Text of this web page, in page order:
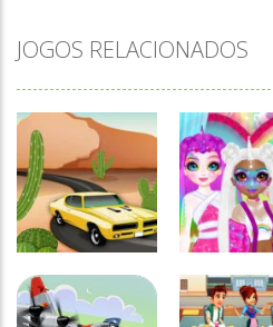
JOGOS RELACIONADOS
Miss